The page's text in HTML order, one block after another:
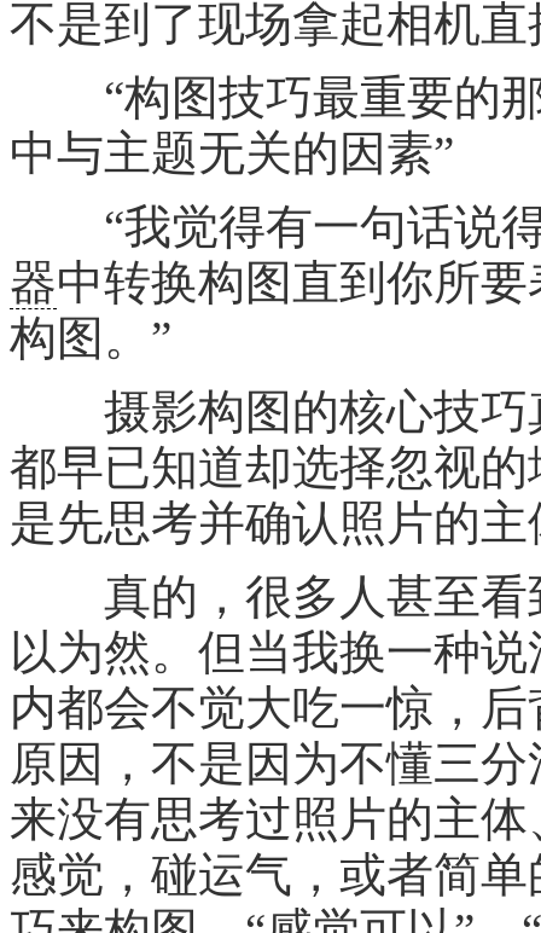
不是到了现场拿起相机直
“构图技巧最重要的那
中与主题无关的因素”
“我觉得有一句话说得
器中转换构图直到你所
构图。”
摄影构图的核心技巧
都早已知道却选择忽视
是先思考并确认照片的
真的，很多人甚至看
以为然。但当我换一种
内都会不觉大吃一惊，
原因，不是因为不懂三
来没有思考过照片的主
感觉，碰运气，或者简